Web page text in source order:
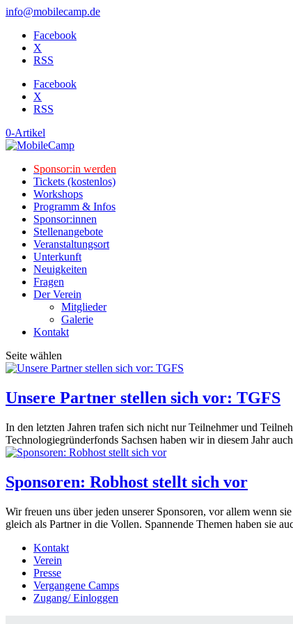
info@mobilecamp.de
Facebook
X
RSS
Facebook
X
RSS
0-Artikel
Sponsor:in werden
Tickets (kostenlos)
Workshops
Programm & Infos
Sponsor:innen
Stellenangebote
Veranstaltungsort
Unterkunft
Neuigkeiten
Fragen
Der Verein
Mitglieder
Galerie
Kontakt
Seite wählen
Unsere Partner stellen sich vor: TGFS
In den letzten Jahren trafen sich nicht nur Teilnehmer und
Technologiegründerfonds Sachsen haben wir in diesem Jahr
Sponsoren: Robhost stellt sich vor
Wir freuen uns über jeden unserer Sponsoren, vor allem wenn
gleich als Partner in die Vollen. Spannende Themen haben sie
Kontakt
Verein
Presse
Vergangene Camps
Zugang/ Einloggen